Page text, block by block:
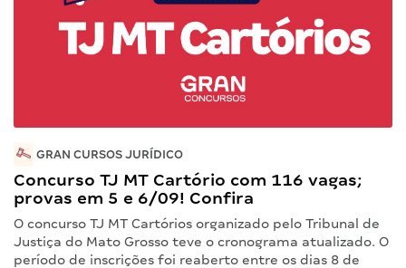
GRAN CURSOS JURÍDICO
Concurso TJ MT Cartório com 116 vagas;
provas em 5 e 6/09! Confira
O concurso TJ MT Cartórios organizado pelo Tribunal de
Justiça do Mato Grosso teve o cronograma atualizado. O
período de inscrições foi reaberto entre os dias 8 de